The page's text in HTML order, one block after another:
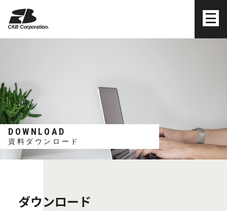
DOWNLOAD
資料ダウンロード
ダウンロード